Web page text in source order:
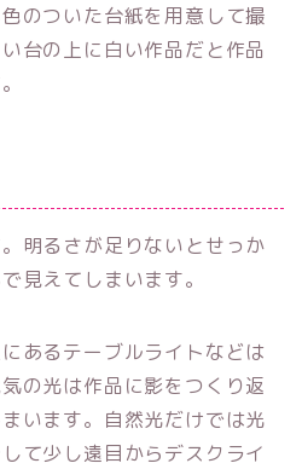
のついた台紙を用意して撮
台の上に白い作品だと作品
明るさが足りないとせっか
見えてしまいます。
あるテーブルライトなどは
の光は作品に影をつくり返
います。自然光だけでは光
て少し遠目からデスクライ